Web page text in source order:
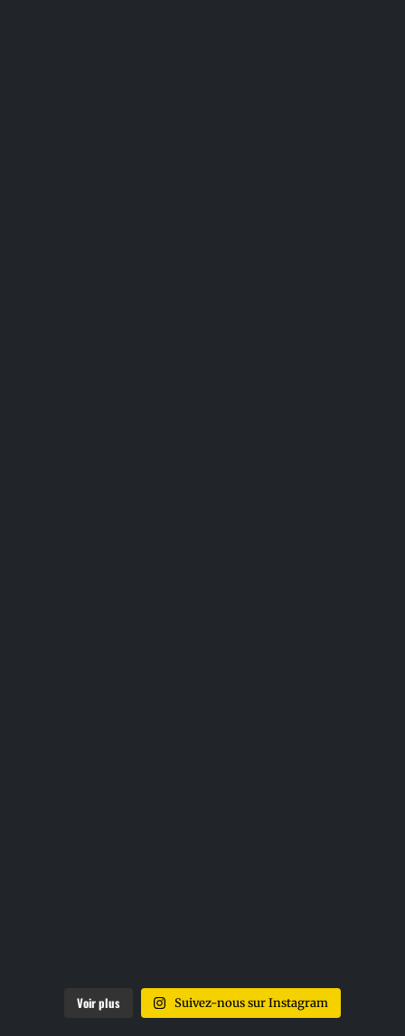
Voir plus Suivez-nous sur Instagram